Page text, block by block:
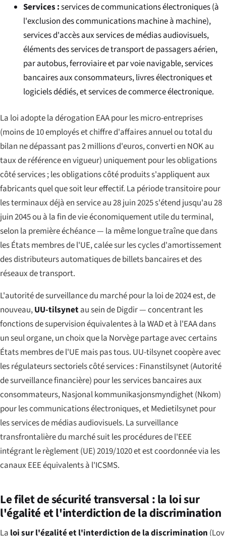
Services :services de communications électroniques (à
l'exclusion des communications machine à machine),
services d'accès aux services de médias audiovisuels,
éléments des services de transport de passagers aérien,
par autobus, ferroviaire et par voie navigable, services
bancaires aux consommateurs, livres électroniques et
logiciels dédiés, et services de commerce électronique.
La loi adopte la dérogation EAA pour les micro-entreprises
(moins de 10 employés et chiffre d'affaires annuel ou total du
bilan ne dépassant pas 2 millions d'euros, converti en NOK au
taux de référence en vigueur) uniquement pour les obligations
côté services ; les obligations côté produits s'appliquent aux
fabricants quel que soit leur effectif. La période transitoire pour
les terminaux déjà en service au 28 juin 2025 s'étend jusqu'au 28
juin 2045 ou à la fin de vie économiquement utile du terminal,
selon la première échéance — la même longue traîne que dans
les États membres de l'UE, calée sur les cycles d'amortissement
des distributeurs automatiques de billets bancaires et des
réseaux de transport.
L'autorité de surveillance du marché pour la loi de 2024 est, de
nouveau,UU-tilsynetau sein de Digdir — concentrant les
fonctions de supervision équivalentes à la WAD et à l'EAA dans
un seul organe, un choix que la Norvège partage avec certains
États membres de l'UE mais pas tous. UU-tilsynet coopère avec
les régulateurs sectoriels côté services : Finanstilsynet (Autorité
de surveillance financière) pour les services bancaires aux
consommateurs, Nasjonal kommunikasjonsmyndighet (Nkom)
pour les communications électroniques, et Medietilsynet pour
les services de médias audiovisuels. La surveillance
transfrontalière du marché suit les procédures de l'EEE
intégrant le règlement (UE) 2019/1020 et est coordonnée via les
canaux EEE équivalents à l'ICSMS.
Le filet de sécurité transversal : la loi sur
l'égalité et l'interdiction de la discrimination
La loi sur l'égalité et l'interdiction de la discrimination (Lov